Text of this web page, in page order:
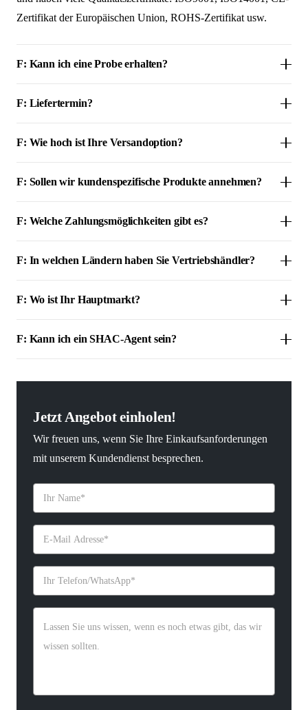
Zertifikat der Europäischen Union, ROHS-Zertifikat usw.
F: Kann ich eine Probe erhalten?
F: Liefertermin?
F: Wie hoch ist Ihre Versandoption?
F: Sollen wir kundenspezifische Produkte annehmen?
F: Welche Zahlungsmöglichkeiten gibt es?
F: In welchen Ländern haben Sie Vertriebshändler?
F: Wo ist Ihr Hauptmarkt?
F: Kann ich ein SHAC-Agent sein?
Jetzt Angebot einholen!
Wir freuen uns, wenn Sie Ihre Einkaufsanforderungen
mit unserem Kundendienst besprechen.